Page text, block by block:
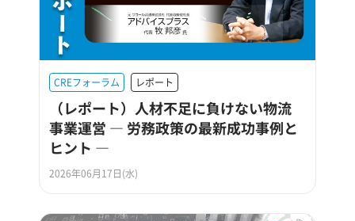
CREフォーラム レポート
（レポート）人材不足に負けない物流
事業運営 ― 労務政策の最新成功事例と
ヒント ―
2026年06月17日(水)